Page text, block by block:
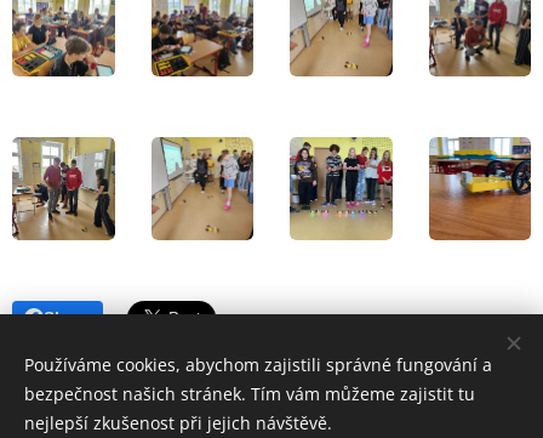
Share
Používáme cookies, abychom zajistili správné fungování a
bezpečnost našich stránek. Tím vám můžeme zajistit tu
nejlepší zkušenost při jejich návštěvě.